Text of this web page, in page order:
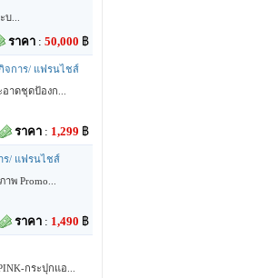
...
ราคา : 50,000 ฿
จการ/ แฟรนไชส์
าดชุดป้องก...
ราคา : 1,299 ฿
ร/ แฟรนไชส์
Promo...
ราคา : 1,490 ฿
กระปุกแอ...